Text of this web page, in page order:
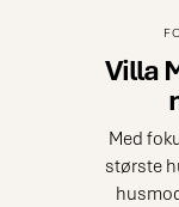
Villa
Med
største